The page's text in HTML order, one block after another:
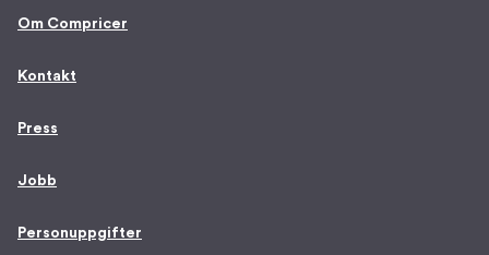
Om Compricer
Kontakt
Press
Jobb
Personuppgifter